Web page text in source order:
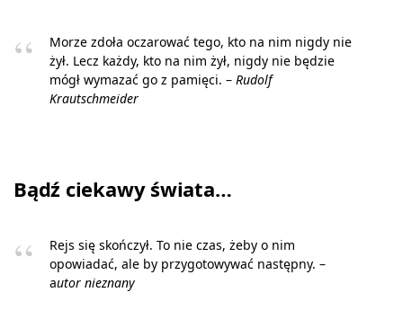
Morze zdoła oczarować tego, kto na nim nigdy nie
żył. Lecz każdy, kto na nim żył, nigdy nie będzie
mógł wymazać go z pamięci. – Rudolf
Krautschmeider
Bądź ciekawy świata…
Rejs się skończył. To nie czas, żeby o nim
opowiadać, ale by przygotowywać następny. –
autor nieznany